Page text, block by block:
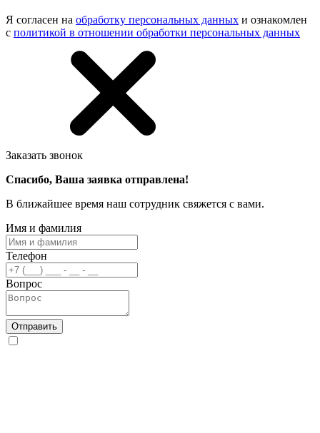
Я согласен на обработку персональных данных и ознакомлен
с политикой в отношении обработки персональных данных
Заказать звонок
Спасибо, Ваша заявка отправлена!
В ближайшее время наш сотрудник свяжется с вами.
Имя и фамилия
Телефон
Вопрос
Отправить